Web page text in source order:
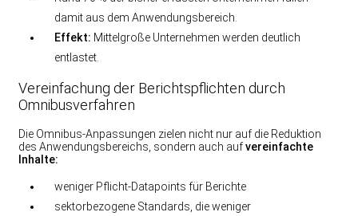
damit aus dem Anwendungsbereich.
Effekt: Mittelgroße Unternehmen werden deutlich
entlastet.
Vereinfachung der Berichtspflichten durch
Omnibusverfahren
Die Omnibus-Anpassungen zielen nicht nur auf die Reduktion
des Anwendungsbereichs, sondern auch aufvereinfachte
Inhalte:
weniger Pflicht-Datapoints für Berichte
sektorbezogene Standards, die weniger